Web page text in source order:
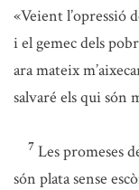
«Veient l’opressió
i el gemec dels
ara mateix
salvaré els qui són
7 Les promeses
són plata sense